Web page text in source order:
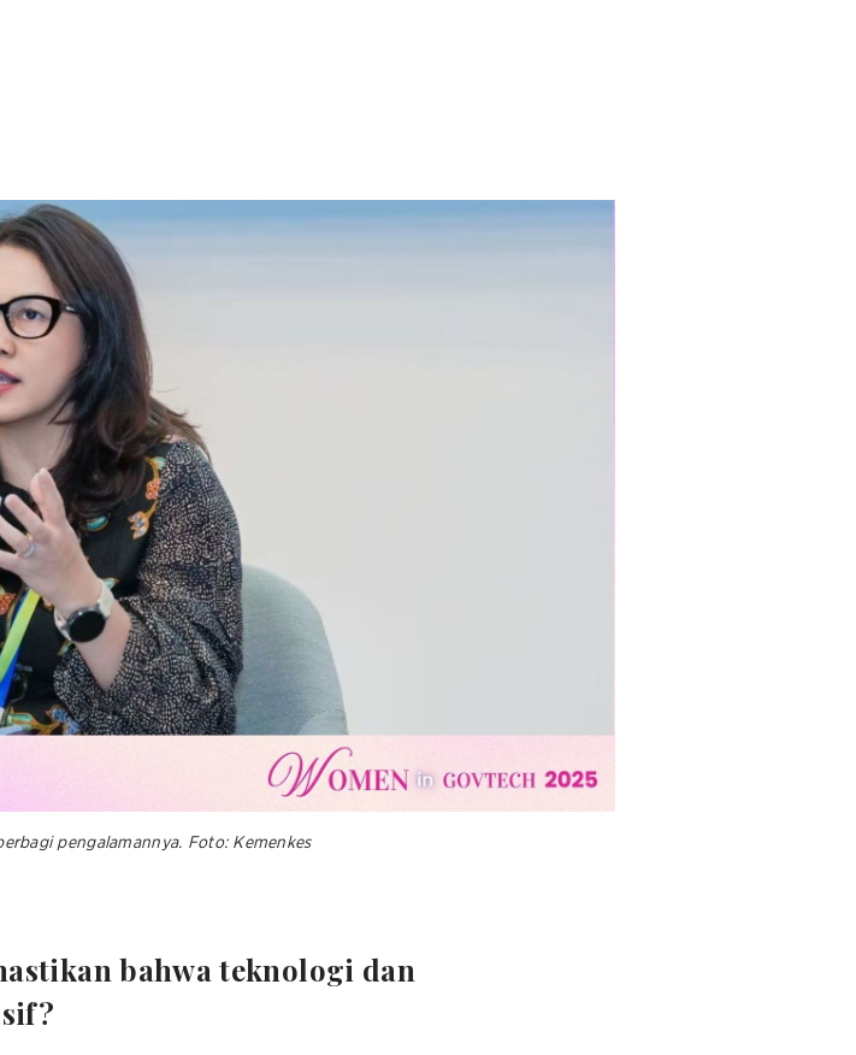
pengalamannya. Foto: Kemenkes
bahwa teknologi dan